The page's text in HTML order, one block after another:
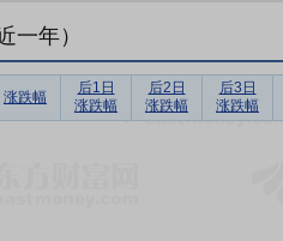
一年）
涨跌幅
后1日
涨跌幅
后2日
涨跌幅
后3日
涨跌幅